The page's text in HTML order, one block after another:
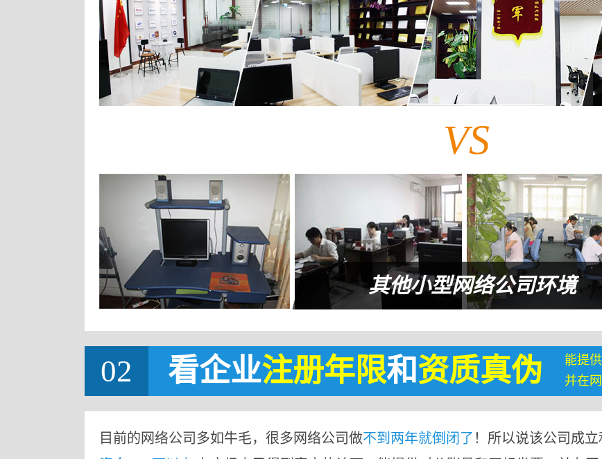
VS
其他小型网络公司环境
02 看企业注册年限和资质真伪
能提
并在
目前的网络公司多如牛毛，很多网络公司做不到两年就倒闭了 ！所以说该公司成